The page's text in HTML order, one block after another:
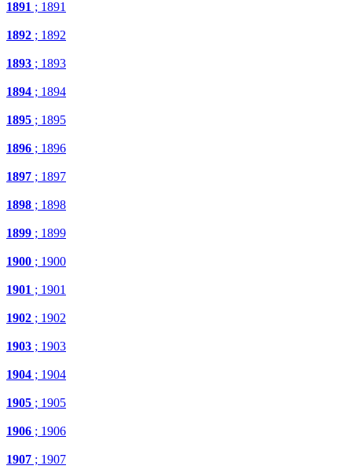
1891 ; 1891
1892 ; 1892
1893 ; 1893
1894 ; 1894
1895 ; 1895
1896 ; 1896
1897 ; 1897
1898 ; 1898
1899 ; 1899
1900 ; 1900
1901 ; 1901
1902 ; 1902
1903 ; 1903
1904 ; 1904
1905 ; 1905
1906 ; 1906
1907 ; 1907